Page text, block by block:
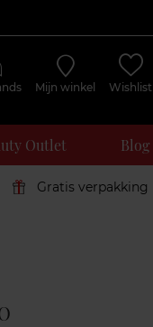
Mijn winkel Wishlist
Outlet Blog
Gratis verpakking